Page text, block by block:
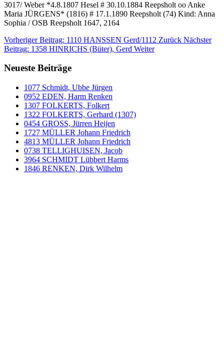
3017/ Weber *4.8.1807 Hesel # 30.10.1884 Reepsholt oo Anke
Maria JÜRGENS* (1816) # 17.1.1890 Reepsholt (74) Kind: Anna
Sophia / OSB Reepsholt 1647, 2164
Vorheriger Beitrag: 1110 HANSSEN Gerd/1112 Zurück Nächster
Beitrag: 1358 HINRICHS (Büter), Gerd Weiter
Neueste Beiträge
1077 Schmidt, Ubbe Jürgen
0952 EDEN, Harm Renken
1307 FOLKERTS, Folkert
1322 FOLKERTS, Gerhard (1307)
0454 GROSS, Jürren Heijen
1727 MÜLLER Johann Friedrich
4813 MÜLLER Johann Friedrich
0738 TELLIGHUISEN, Jacob
3964 SCHMIDT Lübbert Harms
1846 RENKEN, Dirk Wilhelm